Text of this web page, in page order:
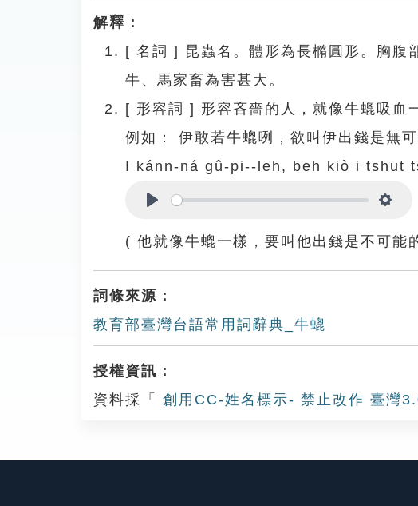
解釋：
[ 名詞 ] 昆蟲名。體形為長橢圓形。胸腹
牛、馬家畜為害甚大。
[ 形容詞 ] 形容吝嗇的人，就像牛螕吸血
例如：
伊敢若牛螕咧，欲叫伊出錢是無可
I kánn-ná gû-pi--leh, beh kiò i tshut
( 他就像牛螕一樣，要叫他出錢是不可能
詞條來源：
教育部臺灣台語常用詞辭典_牛螕
授權資訊：
資料採「
創用CC-姓名標示- 禁止改作 臺灣